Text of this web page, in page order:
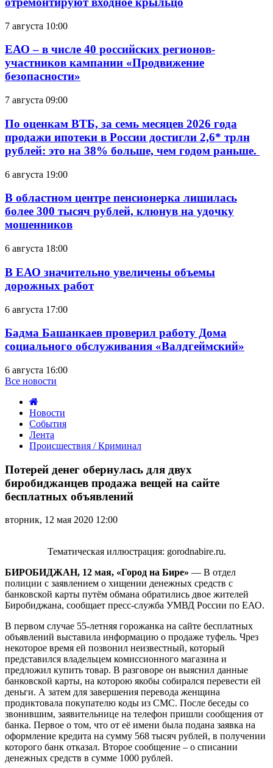
7 августа 10:00
ЕАО – в числе 40 российских регионов-
участников кампании «Продвижение
безопасности»
7 августа 09:00
По оценкам ВТБ, за семь месяцев 2026 года
продажи ипотеки в России достигли 2,6* трлн
рублей: это на 38% больше, чем годом раньше.
6 августа 19:00
В областном центре пенсионерка лишилась
более 300 тысяч рублей, клюнув на удочку
мошенников
6 августа 18:00
В ЕАО значительно увеличены объемы
дорожных работ
6 августа 17:00
Бадма Башанкаев проверил работу Дома
социального обслуживания «Валдгеймский»
6 августа 16:00
Все новости
Новости
События
Лента
Происшествия / Криминал
денег
обернулась
для
двух
продажа
сайте
объявлений
Потерей денег обернулась для двух
биробиджанцев продажа вещей на сайте
бесплатных объявлений
вторник, 12 мая 2020 12:00
Тематическая иллюстрация: gorodnabire.ru.
БИРОБИДЖАН, 12 мая, «Город на Бире» — В отдел
полиции с заявлением о хищении денежных средств с
банковской карты путём обмана обратились двое жителей
Биробиджана, сообщает пресс-служба УМВД России по ЕАО.
В первом случае 55-летняя горожанка на сайте бесплатных
объявлений выставила информацию о продаже туфель. Чрез
некоторое время ей позвонил неизвестный, который
представился владельцем комиссионного магазина и
предложил купить товар. В разговоре он выяснил данные
банковской карты, на которою якобы собирался перевести ей
деньги. А затем для завершения перевода женщина
продиктовала покупателю коды из СМС. После беседы со
звонившим, заявительнице на телефон пришли сообщения от
банка. Первое о том, что от её имени была подана заявка на
оформление кредита на сумму 568 тысяч рублей, в получении
которого банк отказал. Второе сообщение – о списании
денежных средств в сумме 1000 рублей.